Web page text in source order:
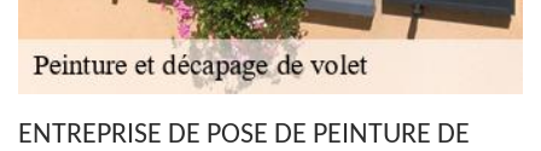
ENTREPRISE DE POSE DE PEINTURE DE